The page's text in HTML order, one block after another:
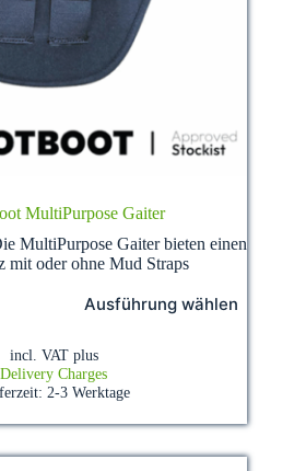
MultiPurpose Gaiter
MultiPurpose Gaiter bieten einen
mit oder ohne Mud Straps
Ausführung wählen
incl. VAT plus
Delivery Charges
2-3 Werktage